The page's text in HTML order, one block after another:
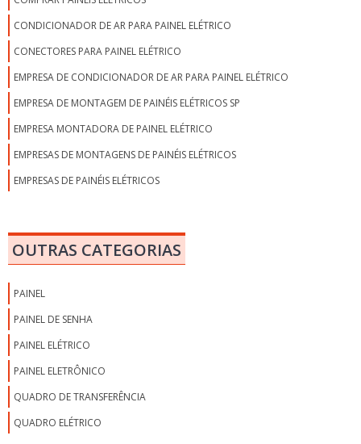
CONDICIONADOR DE AR PARA PAINEL ELÉTRICO
CONECTORES PARA PAINEL ELÉTRICO
EMPRESA DE CONDICIONADOR DE AR PARA PAINEL ELÉTRICO
EMPRESA DE MONTAGEM DE PAINÉIS ELÉTRICOS SP
EMPRESA MONTADORA DE PAINEL ELÉTRICO
EMPRESAS DE MONTAGENS DE PAINÉIS ELÉTRICOS
EMPRESAS DE PAINÉIS ELÉTRICOS
EMPRESAS MONTADORAS DE PAINÉIS ELÉTRICOS EM SP
EMPRESAS MONTADORAS DE PAINÉIS ELÉTRICOS INDUSTRIAIS
FREQUENCÍMETRO PARA PAINEL ELÉTRICO
OUTRAS CATEGORIAS
PAINEL
PAINEL DE SENHA
PAINEL ELÉTRICO
PAINEL ELETRÔNICO
QUADRO DE TRANSFERÊNCIA
QUADRO ELÉTRICO